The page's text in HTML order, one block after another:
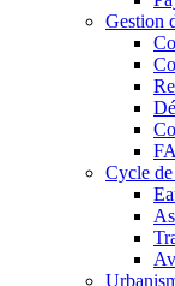
Gestion
Cycle de